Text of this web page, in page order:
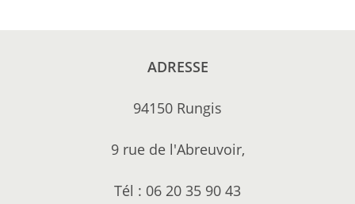
ADRESSE
94150 Rungis
9 rue de l'Abreuvoir,
Tél : 06 20 35 90 43